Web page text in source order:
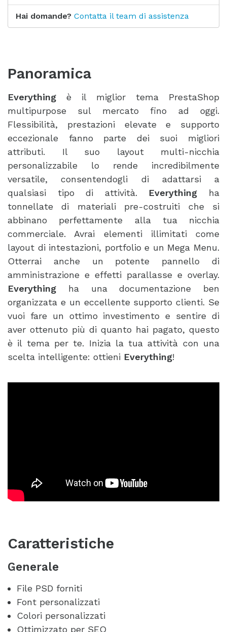
Hai domande? Contatta il team di assistenza
Panoramica
Everything è il miglior tema PrestaShop
multipurpose sul mercato fino ad oggi.
Flessibilità, prestazioni elevate e supporto
eccezionale fanno parte dei suoi migliori
attributi. Il suo layout multi-nicchia
personalizzabile lo rende incredibilmente
versatile, consentendogli di adattarsi a
qualsiasi tipo di attività. Everything ha
tonnellate di materiali pre-costruiti che si
abbinano perfettamente alla tua nicchia
commerciale. Avrai elementi illimitati come
layout di intestazioni, portfolio e un Mega Menu.
Otterrai anche un potente pannello di
amministrazione e effetti parallasse e overlay.
Everything ha una documentazione ben
organizzata e un eccellente supporto clienti. Se
vuoi fare un ottimo investimento e sentire di
aver ottenuto più di quanto hai pagato, questo
è il tema per te. Inizia la tua attività con una
scelta intelligente: ottieni Everything!
Caratteristiche
Generale
File PSD forniti
Font personalizzati
Colori personalizzati
Ottimizzato per SEO